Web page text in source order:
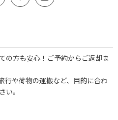
の方も安心！ご予約からご返却ま
行や荷物の運搬など、目的に合わ
い。